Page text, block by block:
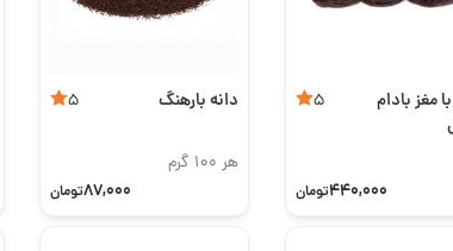
مغز بادام
5
440,000تومان
دانه بارهنگ 5
هر 100 گرم
87,000تومان